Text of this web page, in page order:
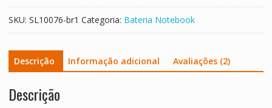
SKU: SL10076-br1 Categoria: Bateria Notebook
Descrição Informação adicional Avaliações (2)
Descrição